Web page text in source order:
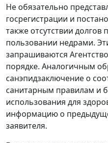
Не обязательно
госрегистрации и
также отсутствии
пользовании недрами.
запрашиваются
порядке. Аналогичным
санэпидзаключение о
санитарным правилам и
использования для
информацию о
заявителя.